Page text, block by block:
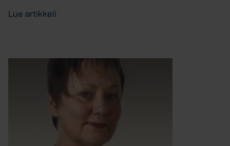
Lue artikkeli